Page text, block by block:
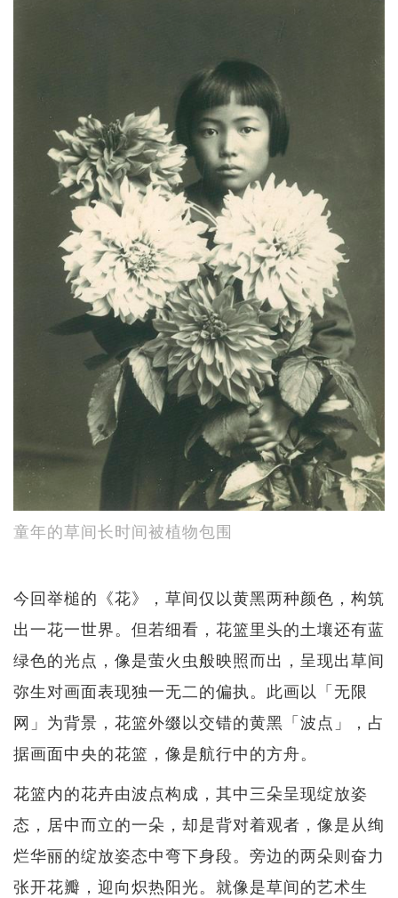
童年的草间长时间被植物包围
今回举槌的《花》，草间仅以黄黑两种颜色，构筑
出一花一世界。但若细看，花篮里头的土壤还有蓝
绿色的光点，像是萤火虫般映照而出，呈现出草间
弥生对画面表现独一无二的偏执。此画以「无限
网」为背景，花篮外缀以交错的黄黑「波点」，占
据画面中央的花篮，像是航行中的方舟。
花篮内的花卉由波点构成，其中三朵呈现绽放姿
态，居中而立的一朵，却是背对着观者，像是从绚
烂华丽的绽放姿态中弯下身段。旁边的两朵则奋力
张开花瓣，迎向炽热阳光。就像是草间的艺术生